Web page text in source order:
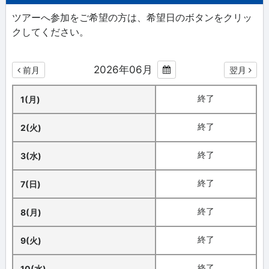
ツアーへ参加をご希望の方は、希望日のボタンをクリッ
クしてください。
前月 2026年06月 翌月
1(月) 終了
2(火) 終了
3(水) 終了
7(日) 終了
8(月) 終了
9(火) 終了